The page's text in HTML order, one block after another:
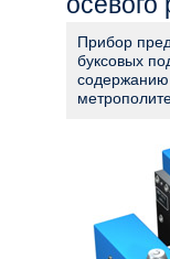
Прибор
буксовых
содержанию